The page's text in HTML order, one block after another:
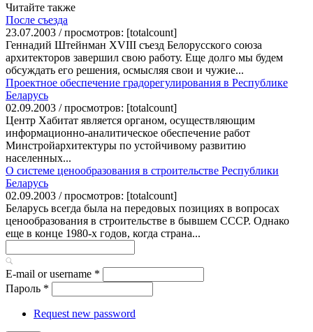
Читайте также
После съезда
23.07.2003 / просмотров: [totalcount]
Геннадий Штейнман XVIII съезд Белорусского союза
архитекторов завершил свою работу. Еще долго мы будем
обсуждать его решения, осмысляя свои и чужие...
Проектное обеспечение градорегулирования в Республике
Беларусь
02.09.2003 / просмотров: [totalcount]
Центр Хабитат является органом, осуществляющим
информационно-аналитическое обеспечение работ
Минстройархитектуры по устойчивому развитию
населенных...
О системе ценообразования в строительстве Республики
Беларусь
02.09.2003 / просмотров: [totalcount]
Беларусь всегда была на передовых позициях в вопросах
ценообразования в строительстве в бывшем СССР. Однако
еще в конце 1980-х годов, когда страна...
E-mail or username *
Пароль *
Request new password